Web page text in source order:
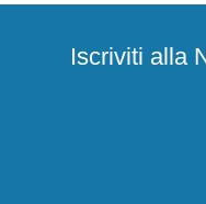
Iscriviti alla